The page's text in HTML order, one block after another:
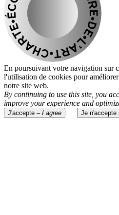
En poursuivant votre navigation sur
l'utilisation de cookies pour
notre site web.
By continuing to use this site, you
improve your experience and
J'accepte – I agree Je n'accepte